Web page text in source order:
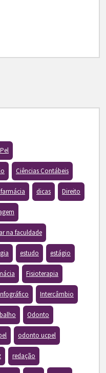
Ciências Contábeis
dicas Direito
na faculdade
estudo estágio
Fisioterapia
Intercâmbio
Odonto
odonto ucpel
redação